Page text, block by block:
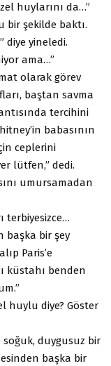
huylarını da…”
bir şekilde baktı.
diye yineledi.
ama…”
olarak görev
baştan savma
tercihini
babasının
ceplerini
lütfen,” dedi.
umursamadan
terbiyesizce…
başka bir şey
Paris’e
küstahı benden
huylu diye? Göster
soğuk, duygusuz bir
başka bir